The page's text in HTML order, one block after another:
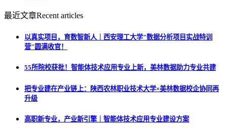
最近文章Recent articles
以真实项目，育数智新人｜西安理工大学"数据分析项目实战特训
营"圆满收官！
55所院校获批！智能体技术应用专业上新，美林数据助力专业共建
把专业建在产业链上：陕西农林职业技术大学×美林数据校企协同再
升级
高职新专业，产业新引擎｜智能体技术应用专业建设方案